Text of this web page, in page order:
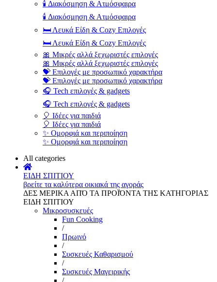
🕯️ Διακόσμηση & Ατμόσφαιρα
🕯️ Διακόσμηση & Ατμόσφαιρα
🛏️ Λευκά Είδη & Cozy Επιλογές
🛏️ Λευκά Είδη & Cozy Επιλογές
🎀 Μικρές αλλά ξεχωριστές επιλογές
🎀 Μικρές αλλά ξεχωριστές επιλογές
💝 Επιλογές με προσωπικό χαρακτήρα
💝 Επιλογές με προσωπικό χαρακτήρα
🎧 Tech επιλογές & gadgets
🎧 Tech επιλογές & gadgets
🎈 Ιδέες για παιδιά
🎈 Ιδέες για παιδιά
✨ Ομορφιά και περιποίηση
✨ Ομορφιά και περιποίηση
All categories
ΕΙΔΗ ΣΠΙΤΙΟΥ
βρείτε τα καλύτερα οικιακά της αγοράς
ΔΕΣ ΜΕΡΙΚΑ ΑΠΌ ΤΑ ΠΡΟΪΌΝΤΑ ΤΗΣ ΚΑΤΗΓΟΡΙΑΣ
ΕΙΔΗ ΣΠΙΤΙΟΥ
Μικροσυσκευές
Fun Cooking
/
Πρωινό
/
Συσκευές Καθαρισμού
/
Συσκευές Μαγειρικής
/